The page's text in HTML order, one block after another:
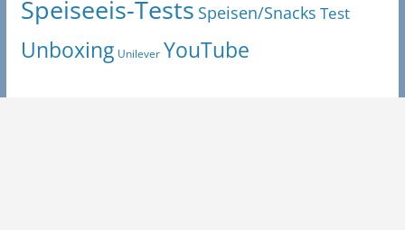
Speiseeis-Tests Speisen/Snacks Test
Unboxing Unilever YouTube